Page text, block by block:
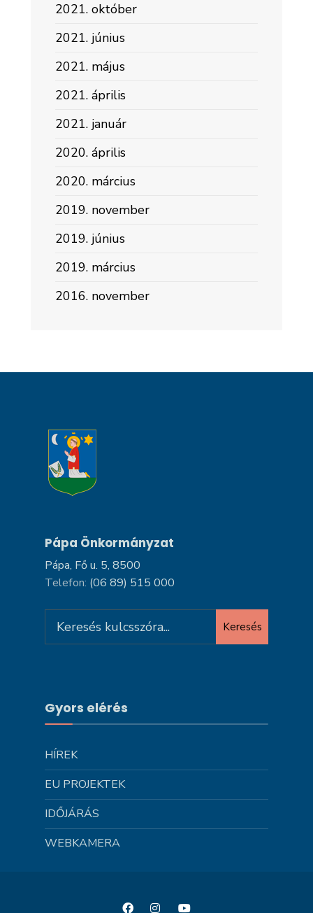
2021. október
2021. június
2021. május
2021. április
2021. január
2020. április
2020. március
2019. november
2019. június
2019. március
2016. november
Pápa Önkormányzat
Pápa, Fő u. 5, 8500
Telefon: (06 89) 515 000
for:
Keresés
Gyors elérés
HÍREK
EU PROJEKTEK
IDŐJÁRÁS
WEBKAMERA